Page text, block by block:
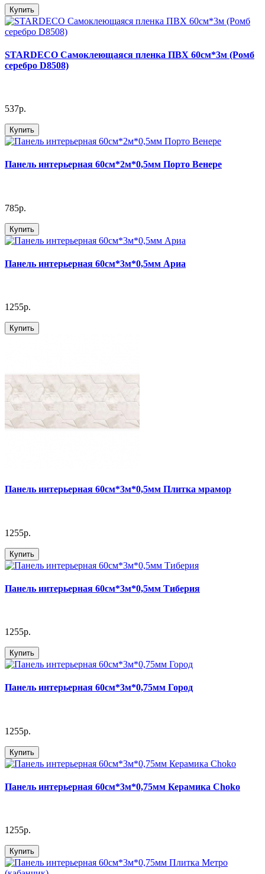
Купить
STARDECO Cамоклеющаяся пленка ПВХ 60см*3м (Ромб
серебро D8508)
537р.
Купить
Панель интерьерная 60см*2м*0,5мм Порто Венере
785р.
Купить
Панель интерьерная 60см*3м*0,5мм Ариа
1255р.
Купить
Панель интерьерная 60см*3м*0,5мм Плитка мрамор
1255р.
Купить
Панель интерьерная 60см*3м*0,5мм Тиберия
1255р.
Купить
Панель интерьерная 60см*3м*0,75мм Город
1255р.
Купить
Панель интерьерная 60см*3м*0,75мм Керамика Choko
1255р.
Купить